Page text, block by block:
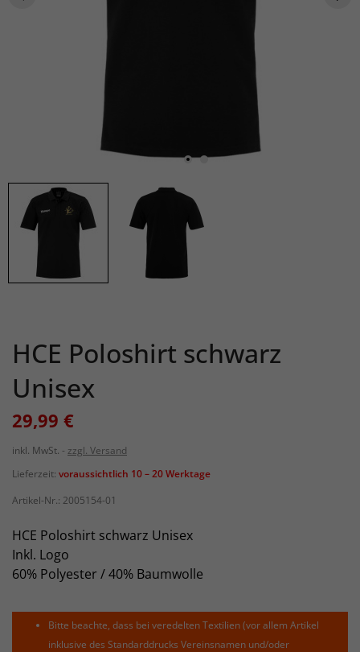
HCE Poloshirt schwarz
Unisex
29,99 €
inkl. MwSt.
zzgl. Versand
Lieferzeit: voraussichtlich 10 – 20 Werktage
Artikel-Nr.: 2005154-01
HCE Poloshirt schwarz Unisex
Inkl. Logo
60% Polyester / 40% Baumwolle
Bitte beachte, dass bei veredelten Textilien (vor allem Artikel
inklusive des Standarddrucks Vereinsnamen und/oder